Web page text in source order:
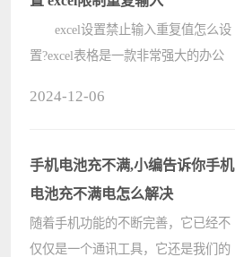
excel设置禁止输入重复值怎么设
置?excel表格是一款非常强大的办公
不想输入重复的数据，那在excel表
格????
2024-12-06
手机电池充不满,小编告诉你手机
电池充不满电怎么解决
随着手机功能的不断完善，它已经不
仅仅是一个通讯工具，它还是我们的